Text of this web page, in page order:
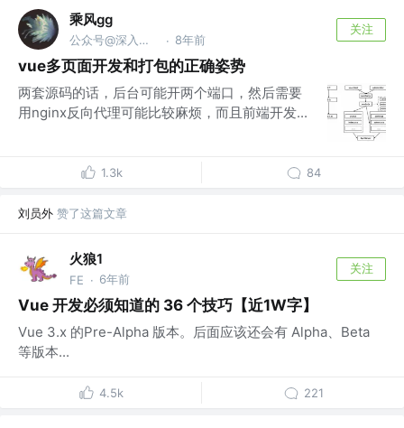
乘风gg
公众号@深入浅出AI @AI 开发工程师、高级前端工程师、SM · 8年前
关注
vue多页面开发和打包的正确姿势
两套源码的话，后台可能开两个端口，然后需要
用nginx反向代理可能比较麻烦，而且前端开发...
1.3k 84
刘员外 赞了这篇文章
火狼1
FE · 6年前
关注
Vue 开发必须知道的 36 个技巧【近1W字】
Vue 3.x 的Pre-Alpha 版本。后面应该还会有 Alpha、Beta
等版本...
4.5k 221